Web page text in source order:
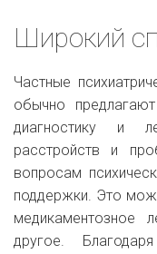
Широкий
Частные
обычно
диагностику и
расстройств и
вопросам
поддержки. Это
медикаментозное
другое.